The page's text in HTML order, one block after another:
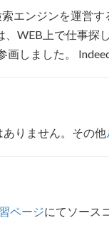
エンジンを運営
WEB上で仕事
しました。
りません。その他
ページにてソース